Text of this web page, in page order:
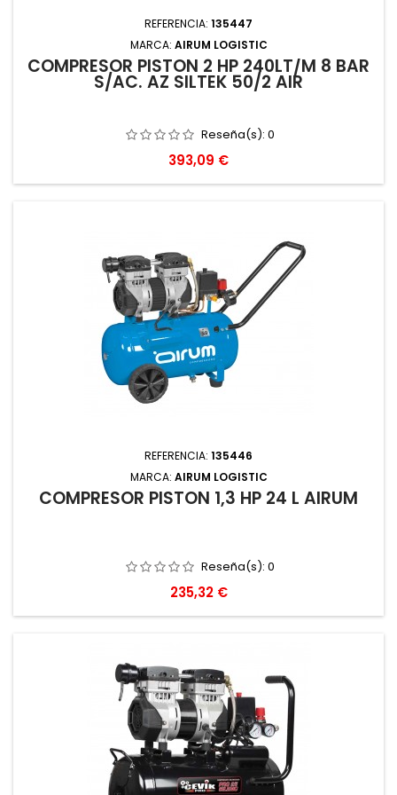
REFERENCIA: 135447
MARCA: AIRUM LOGISTIC
COMPRESOR PISTON 2 HP 240LT/M 8 BAR
S/AC. AZ SILTEK 50/2 AIR
Reseña(s): 0
Precio
393,09 €
REFERENCIA: 135446
MARCA: AIRUM LOGISTIC
COMPRESOR PISTON 1,3 HP 24 L AIRUM
Reseña(s): 0
Precio
235,32 €